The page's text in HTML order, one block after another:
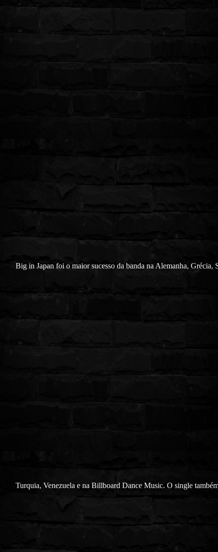
Big in Japan foi o maior sucesso da banda na Alemanha, Grécia,
Turquia, Venezuela e na Billboard Dance Music. O single